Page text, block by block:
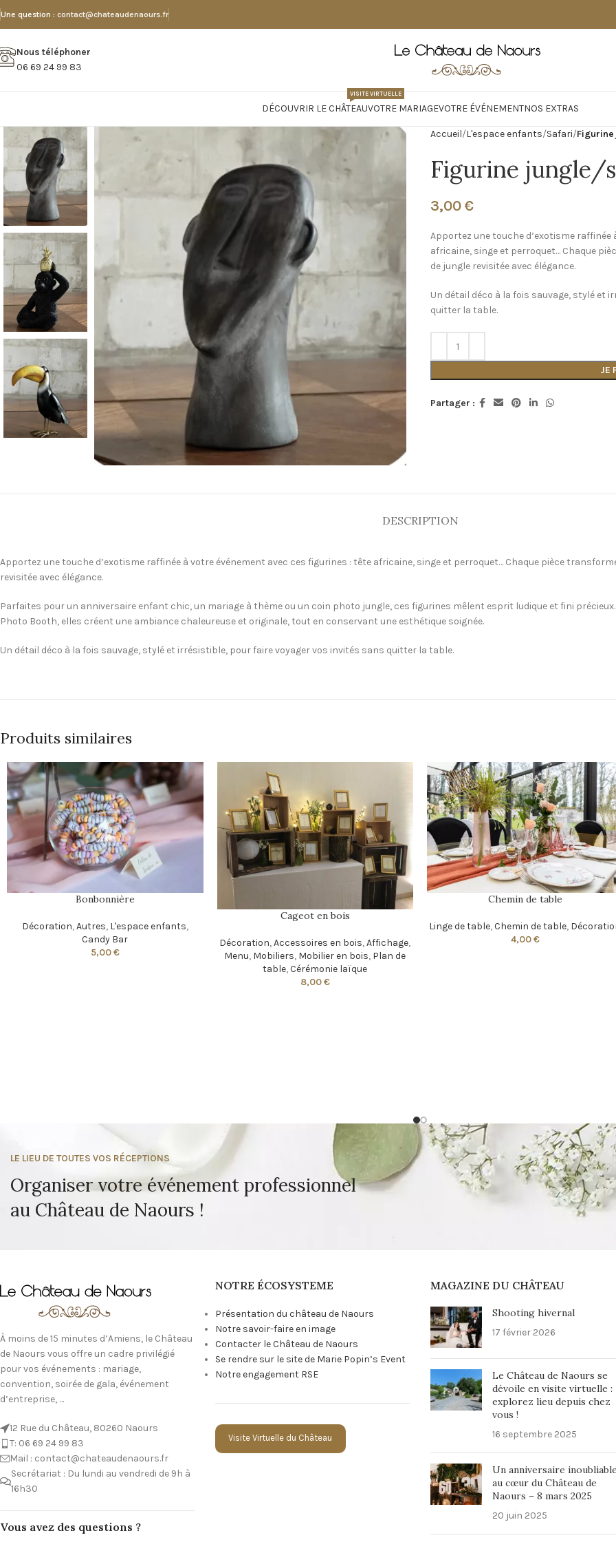
Une question : contact@chateaudenaours.fr
Nous téléphoner
06 69 24 99 83
DÉCOUVRIR LE CHÂTEAU
VISITE VIRTUELLE
VOTRE MARIAGEVOTRE ÉVÉNEMENTNOS EXTRAS
Accueil L'espace enfants Safari
Figurine jungle/
3,00 €
Apportez une touche d’exotisme
africaine, singe et perroquet… Chaque
de jungle revisitée avec élégance.
Un détail déco à la fois sauvage, stylé et
quitter la table.
JE
Partager :
DESCRIPTION
Apportez une touche d’exotisme raffinée à votre événement avec ces figurines : tête africaine, singe et perroquet… Chaque pièce
revisitée avec élégance.
Parfaites pour un anniversaire enfant chic, un mariage à thème ou un coin photo jungle, ces figurines mêlent esprit ludique et fini
Photo Booth, elles créent une ambiance chaleureuse et originale, tout en conservant une esthétique soignée.
Un détail déco à la fois sauvage, stylé et irrésistible, pour faire voyager vos invités sans quitter la table.
Produits similaires
Bonbonnière
Décoration,Autres, L'espace enfants,
Candy Bar
5,00€
Cageot en bois
Décoration,Accessoires en bois,Affichage,
Menu, Mobiliers, Mobilier en bois, Plan de
table,Cérémonie laïque
8,00€
Chemin de table
Linge de table,Chemin de table,
4,00€
LE LIEU DE TOUTES VOS RÉCEPTIONS
Organiser votre événement professionnel
au Château de Naours !
À moins de 15 minutes d’Amiens, le Château
de Naours vous offre un cadre privilégié
pour vos événements : mariage,
convention, soirée de gala, événement
d’entreprise, …
12 Rue du Château, 80260 Naours
T: 06 69 24 99 83
Mail : contact@chateaudenaours.fr
Secrétariat : Du lundi au vendredi de 9h à
16h30
Vous avez des questions ?
NOTRE ÉCOSYSTEME
Présentation du château de Naours
Notre savoir-faire en image
Contacter le Château de Naours
Se rendre sur le site de Marie Popin’s Event
Notre engagement RSE
Visite Virtuelle du Château
MAGAZINE DU CHÂTEAU
Shooting hivernal
17 février 2026
Le Château de Naours se
dévoile en visite virtuelle :
explorez lieu depuis chez
vous !
16 septembre 2025
Un anniversaire
au cœur du Château de
Naours – 8 mars 2025
20 juin 2025